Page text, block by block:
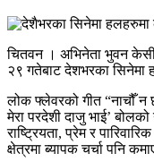
चितवन । अभिनेता भुवन केसी
२९ गतेबाट देशभरका
लोक फ्लेवरको गीत “नाचौँ न
मेरा परदेशी दाजु भाई’
राष्ट्रियता, प्रेम र
क्षेत्रमा ब्यापक चर्चा पनि